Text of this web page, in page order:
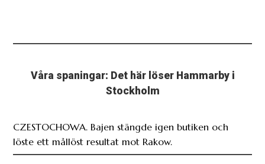
Våra spaningar: Det här löser Hammarby i
Stockholm
CZESTOCHOWA. Bajen stängde igen butiken och
löste ett mållöst resultat mot Rakow.